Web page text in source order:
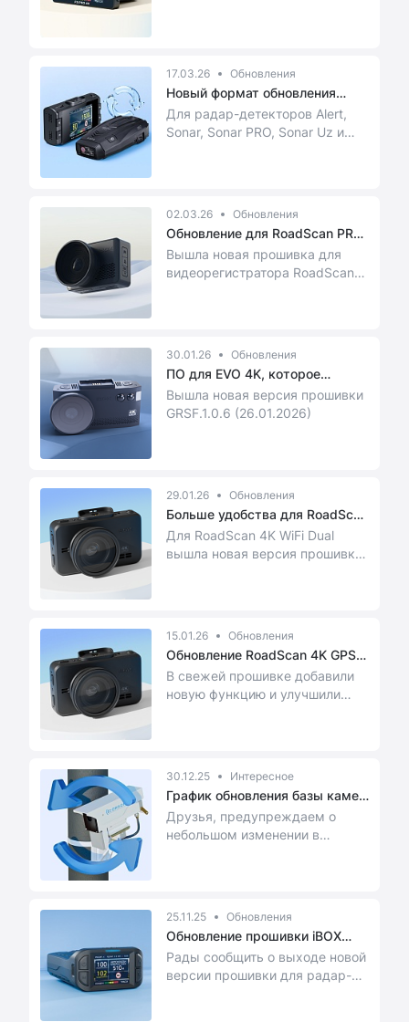
17.03.26 Обновления
Новый формат обновления
базы кам...
Для радар-детекторов Alert,
Sonar, Sonar PRO, Sonar Uz и
02.03.26 Обновления
Обновление для RoadScan PRO
4K
Вышла новая прошивка для
видеорегистратора RoadScan
30.01.26 Обновления
ПО для EVO 4K, которое
упрощает ...
Вышла новая версия прошивки
GRSF.1.0.6 (26.01.2026)
29.01.26 Обновления
Больше удобства для RoadScan
4K
Для RoadScan 4K WiFi Dual
вышла новая версия прошивки
15.01.26 Обновления
Обновление RoadScan 4K GPS
— вер...
В свежей прошивке добавили
новую функцию и улучшили
30.12.25 Интересное
График обновления базы камер
в я...
Друзья, предупреждаем о
небольшом изменении в
25.11.25 Обновления
Обновление прошивки iBOX
Phantom
Рады сообщить о выходе новой
версии прошивки для радар-